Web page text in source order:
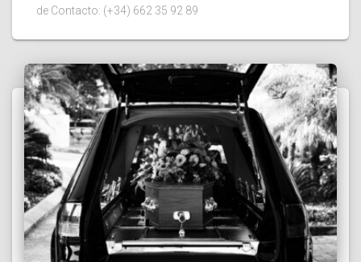
de Contacto: (+34) 662 35 92 89